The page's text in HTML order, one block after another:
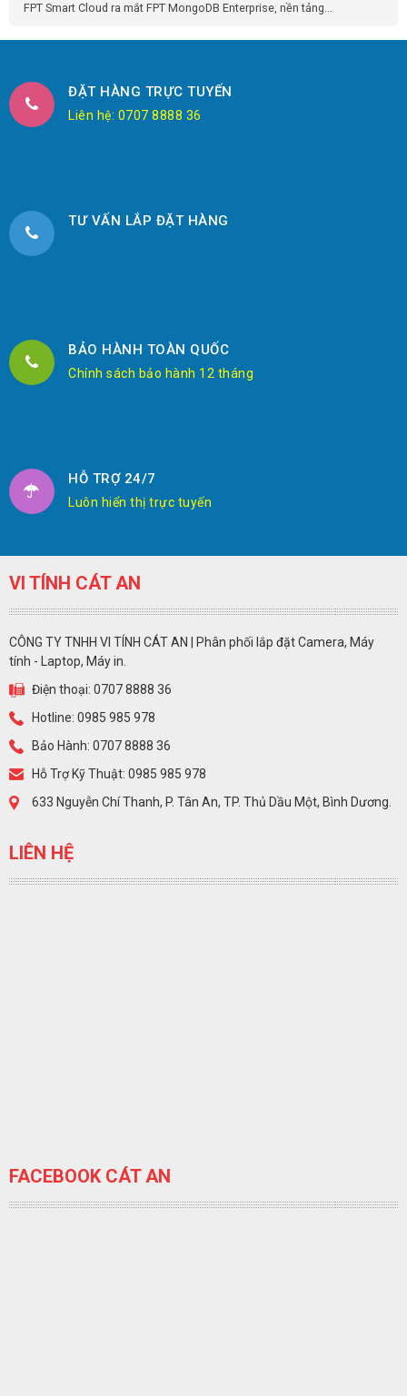
FPT Smart Cloud ra mắt FPT MongoDB Enterprise, nền tảng...
ĐẶT HÀNG TRỰC TUYẾN
Liên hệ: 0707 8888 36
TƯ VẤN LẮP ĐẶT HÀNG
BẢO HÀNH TOÀN QUỐC
Chính sách bảo hành 12 tháng
HỖ TRỢ 24/7
Luôn hiển thị trực tuyến
VI TÍNH CÁT AN
CÔNG TY TNHH VI TÍNH CÁT AN | Phân phối lắp đặt Camera, Máy
tính - Laptop, Máy in.
Điện thoại: 0707 8888 36
Hotline: 0985 985 978
Bảo Hành: 0707 8888 36
Hỗ Trợ Kỹ Thuật: 0985 985 978
633 Nguyễn Chí Thanh, P. Tân An, TP. Thủ Dầu Một, Bình Dương.
LIÊN HỆ
FACEBOOK CÁT AN